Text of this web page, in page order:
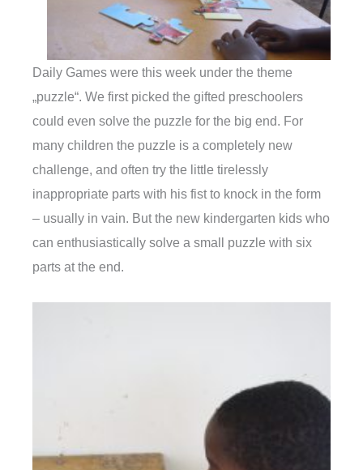
Daily Games were this week under the theme
„puzzle“. We first picked the gifted preschoolers
could even solve the puzzle for the big end. For
many children the puzzle is a completely new
challenge, and often try the little tirelessly
inappropriate parts with his fist to knock in the form
– usually in vain. But the new kindergarten kids who
can enthusiastically solve a small puzzle with six
parts at the end.